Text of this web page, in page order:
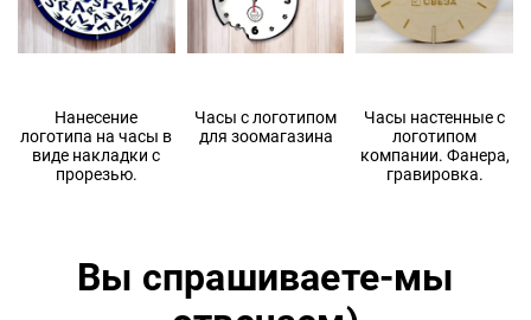
Нанесение
логотипа на часы в
виде накладки с
прорезью.
Часы с логотипом
для зоомагазина
Часы настенные с
логотипом
компании. Фанера,
гравировка.
Вы спрашиваете-мы